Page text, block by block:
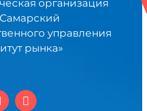
организация
управления
рынка»